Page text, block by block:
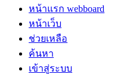
หน้าแรก webboard
หน้าเว็บ
ช่วยเหลือ
ค้นหา
เข้าสู่ระบบ